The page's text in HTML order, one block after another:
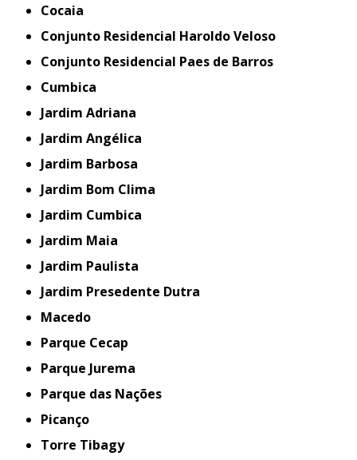
Cocaia
Conjunto Residencial Haroldo Veloso
Conjunto Residencial Paes de Barros
Cumbica
Jardim Adriana
Jardim Angélica
Jardim Barbosa
Jardim Bom Clima
Jardim Cumbica
Jardim Maia
Jardim Paulista
Jardim Presedente Dutra
Macedo
Parque Cecap
Parque Jurema
Parque das Nações
Picanço
Torre Tibagy